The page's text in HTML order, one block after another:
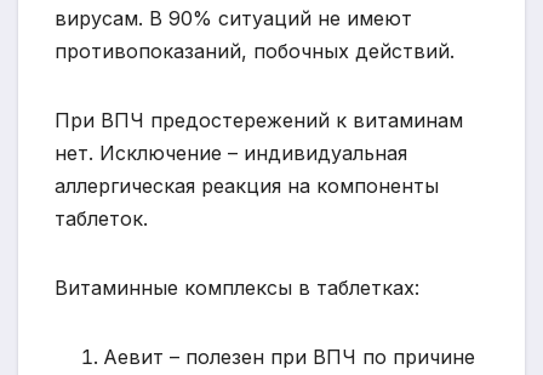
вирусам. В 90% ситуаций не имеют
противопоказаний, побочных действий.
При ВПЧ предостережений к витаминам
нет. Исключение – индивидуальная
аллергическая реакция на компоненты
таблеток.
Витаминные комплексы в таблетках:
Аевит – полезен при ВПЧ по причине